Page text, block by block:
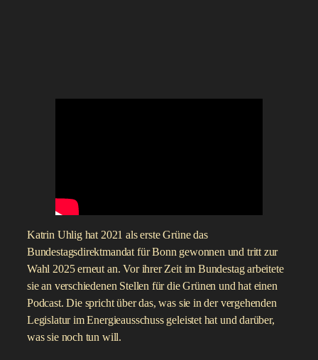
Katrin Uhlig hat 2021 als erste Grüne das
Bundestagsdirektmandat für Bonn gewonnen und tritt zur
Wahl 2025 erneut an. Vor ihrer Zeit im Bundestag arbeitete
sie an verschiedenen Stellen für die Grünen und hat einen
Podcast. Die spricht über das, was sie in der vergehenden
Legislatur im Energieausschuss geleistet hat und darüber,
was sie noch tun will.